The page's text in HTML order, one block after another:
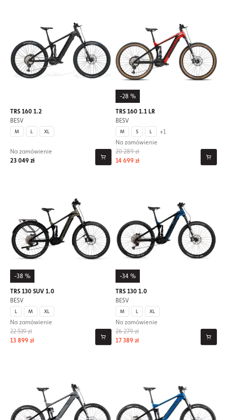
TRS 160 1.2
BESV
M L XL
23 049 zł
Na zamówienie
-28 %
TRS 160 1.1 LR
BESV
M S L +1
20 289 zł
14 699 zł
Na zamówienie
-38 %
TRS 130 SUV 1.0
BESV
L M XL
22 519 zł
13 899 zł
Na zamówienie
-34 %
TRS 130 1.0
BESV
M L XL
26 279 zł
17 389 zł
Na zamówienie